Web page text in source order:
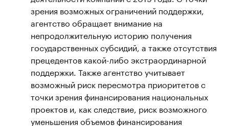
зрения возможных ограничений поддержки,
агентство обращает внимание на
непродолжительную историю получения
государственных субсидий, а также отсутствия
прецедентов какой-либо экстраординарной
поддержки. Также агентство учитывает
возможный риск пересмотра приоритетов с
точки зрения финансирования национальных
проектов и, как следствие, риск возможного
уменьшения объемов финансирования